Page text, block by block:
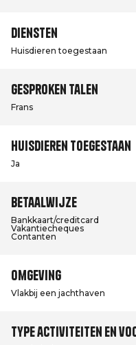
Diensten
Huisdieren toegestaan
Gesproken talen
Frans
Huisdieren toegestaan
Ja
Betaalwijze
Bankkaart/creditcard
Vakantiecheques
Contanten
Omgeving
Vlakbij een jachthaven
Type activiteiten en